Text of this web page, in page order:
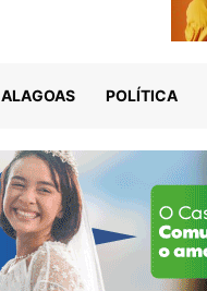
ALAGOAS POLÍTICA